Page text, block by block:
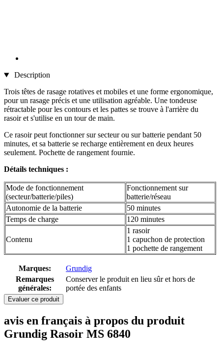
Description
Trois têtes de rasage rotatives et mobiles et une forme ergonomique,
pour un rasage précis et une utilisation agréable. Une tondeuse
rétractable pour les contours et les pattes se trouve à l'arrière du
rasoir et s'utilise en un tour de main.
Ce rasoir peut fonctionner sur secteur ou sur batterie pendant 50
minutes, et sa batterie se recharge entièrement en deux heures
seulement. Pochette de rangement fournie.
Détails techniques :
Mode de fonctionnement
(secteur/batterie/piles)
Fonctionnement sur
batterie/réseau
Autonomie de la batterie
50 minutes
Temps de charge
120 minutes
Contenu
1 rasoir
1 capuchon de protection
1 pochette de rangement
Marques:
Grundig
Remarques
générales:
Conserver le produit en lieu sûr et hors de
portée des enfants
Evaluer ce produit
avis en français à propos du produit
Grundig Rasoir MS 6840